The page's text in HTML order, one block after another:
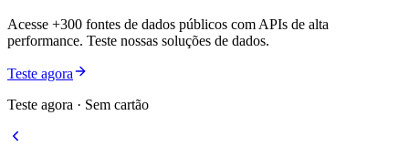
Acesse +300 fontes de dados públicos com APIs de alta
performance. Teste nossas soluções de dados.
Teste agora
Teste agora · Sem cartão